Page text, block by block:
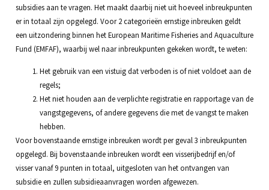
subsidies aan te vragen. Het maakt daarbij niet uit hoeveel inbreukpunten
er in totaal zijn opgelegd. Voor 2 categorieën ernstige inbreuken geldt
een uitzondering binnen het European Maritime Fisheries and Aquaculture
Fund (EMFAF), waarbij wel naar inbreukpunten gekeken wordt, te weten:
Het gebruik van een vistuig dat verboden is of niet voldoet aan de
regels;
Het niet houden aan de verplichte registratie en rapportage van de
vangstgegevens, of andere gegevens die met de vangst te maken
hebben.
Voor bovenstaande ernstige inbreuken wordt per geval 3 inbreukpunten
opgelegd. Bij bovenstaande inbreuken wordt een visserijbedrijf en/of
visser vanaf 9 punten in totaal, uitgesloten van het ontvangen van
subsidie en zullen subsidieaanvragen worden afgewezen.